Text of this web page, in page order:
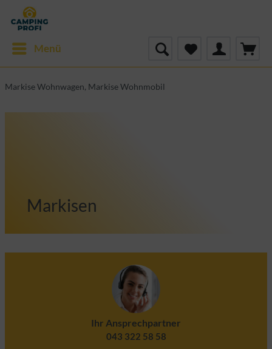
Menü
Markise Wohnwagen, Markise Wohnmobil
Markisen
Ihr Ansprechpartner
043 322 58 58